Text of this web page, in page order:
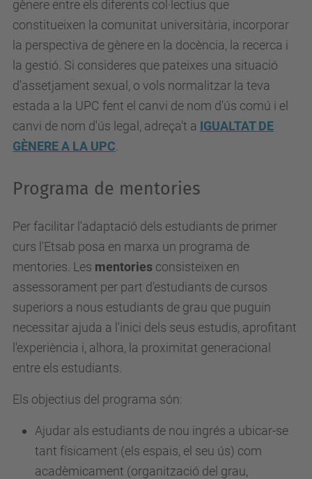
gènere entre els diferents col·lectius que
constitueixen la comunitat universitària, incorporar
la perspectiva de gènere en la docència, la recerca i
la gestió. Si consideres que pateixes una situació
d'assetjament sexual, o vols normalitzar la teva
estada a la UPC fent el canvi de nom d'ús comú i el
canvi de nom d'ús legal, adreça't a IGUALTAT DE
GÈNERE A LA UPC
Programa de mentories
Per facilitar l'adaptació dels estudiants de primer
curs l'Etsab posa en marxa un programa de
mentories. Les mentories consisteixen en
assessorament per part d'estudiants de cursos
superiors a nous estudiants de grau que puguin
necessitar ajuda a l'inici dels seus estudis, aprofitant
l'experiència i, alhora, la proximitat generacional
entre els estudiants.
Els objectius del programa són:
Ajudar als estudiants de nou ingrés a ubicar-se
tant físicament (els espais, el seu ús) com
acadèmicament (organització del grau,